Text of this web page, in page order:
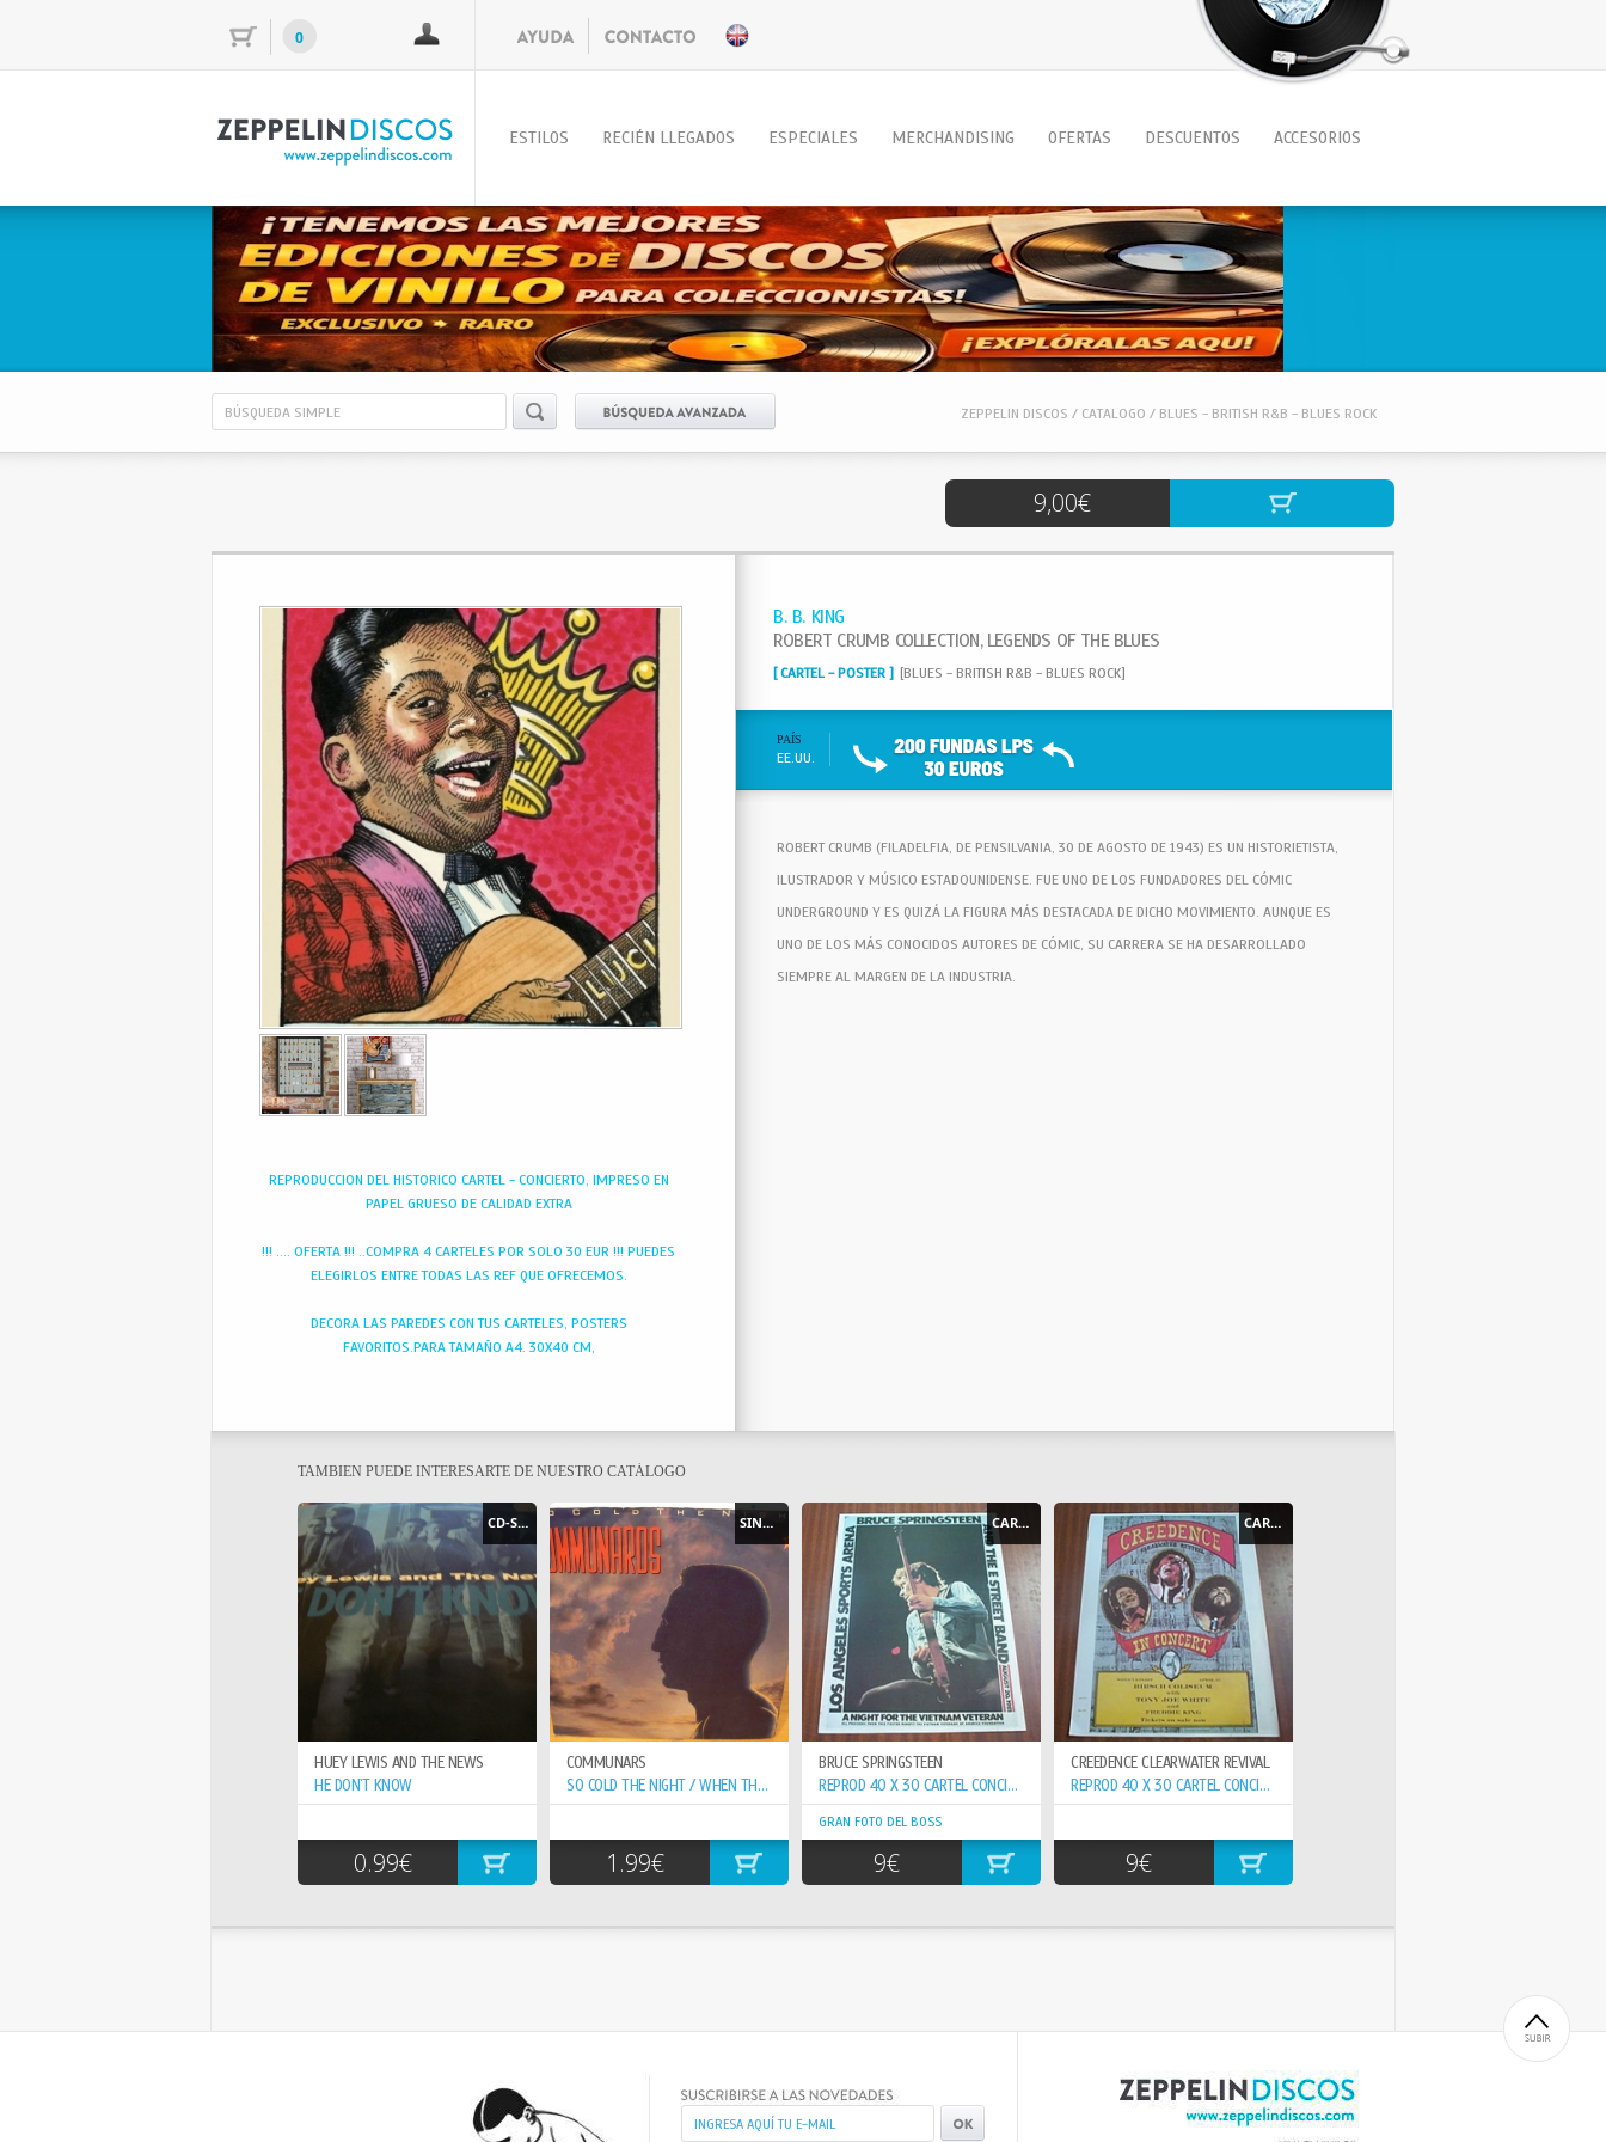
0
ESTILOS RECIÉN LLEGADOS ESPECIALES MERCHANDISING OFERTAS DESCUENTOS ACCESORIOS
ZEPPELIN DISCOS / CATALOGO / BLUES - BRITISH R&B - BLUES ROCK
9,00€
REPRODUCCION DEL HISTORICO CARTEL - CONCIERTO, IMPRESO EN
PAPEL GRUESO DE CALIDAD EXTRA
!!! .... OFERTA !!! ..COMPRA 4 CARTELES POR SOLO 30 EUR !!! PUEDES
ELEGIRLOS ENTRE TODAS LAS REF QUE OFRECEMOS.
DECORA LAS PAREDES CON TUS CARTELES, POSTERS
FAVORITOS.PARA TAMAÑO A4. 30X40 CM,
B. B. KING
ROBERT CRUMB COLLECTION, LEGENDS OF THE BLUES
[ CARTEL - POSTER ] [BLUES - BRITISH R&B - BLUES ROCK]
PAÍS
EE.UU.
ROBERT CRUMB (FILADELFIA, DE PENSILVANIA, 30 DE AGOSTO DE 1943) ES UN HISTORIETISTA,
ILUSTRADOR Y MÚSICO ESTADOUNIDENSE. FUE UNO DE LOS FUNDADORES DEL CÓMIC
UNDERGROUND Y ES QUIZÁ LA FIGURA MÁS DESTACADA DE DICHO MOVIMIENTO. AUNQUE ES
UNO DE LOS MÁS CONOCIDOS AUTORES DE CÓMIC, SU CARRERA SE HA DESARROLLADO
SIEMPRE AL MARGEN DE LA INDUSTRIA.
TAMBIEN PUEDE INTERESARTE DE NUESTRO CATÁLOGO
CD-SINGLE
HUEY LEWIS AND THE NEWS
HE DON`T KNOW
0.99€
SINGLE
COMMUNARS
SO COLD THE NIGHT / WHEN THE WALLS COME...
1.99€
CARTEL - POSTER
BRUCE SPRINGSTEEN
REPROD 40 X 30 CARTEL CONCIERTO 20-8-81 VETERAN VIETNAN
GRAN FOTO DEL BOSS
9€
CARTEL - POSTER
CREEDENCE CLEARWATER REVIVAL
REPROD 40 X 30 CARTEL CONCIERTO 15-6- ,
9€